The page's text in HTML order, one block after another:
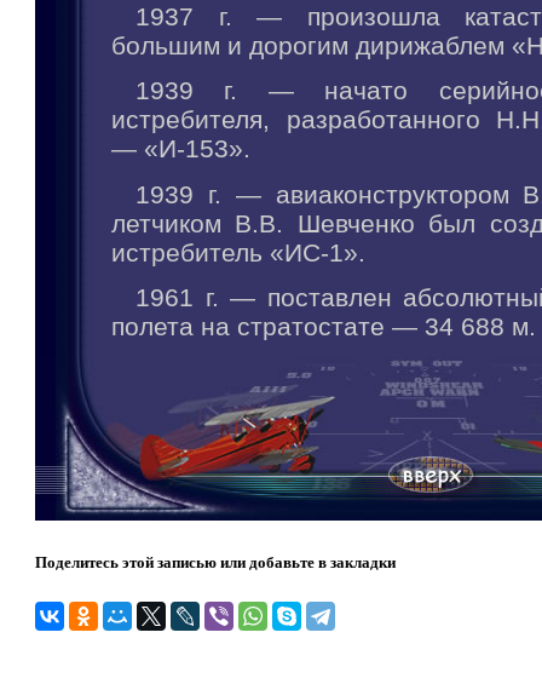
1937 г. — произошла
большим и дорогим дирижаблем
1939 г. — начато серийное
истребителя, разработанного
— «И-153».
1939 г. — авиаконструктором
летчиком В.В. Шевченко был
истребитель «ИС-1».
1961 г. — поставлен
полета на стратостате — 34 688 м.
Поделитесь этой записью или добавьте в закладки